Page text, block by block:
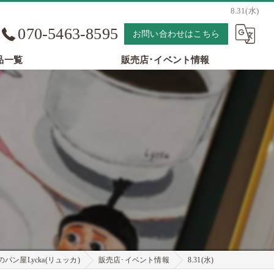
8.31(水)
070-5463-8595 お問い合わせはこちら
一覧 販売店･イベント情報
パン屋Lycka(リュッカ) 販売店･イベント情報 8.31(水)